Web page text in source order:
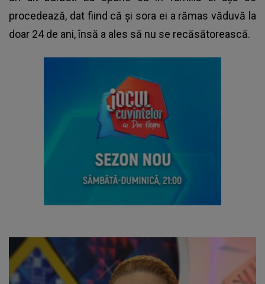
procedează, dat fiind că și sora ei a rămas văduvă la
doar 24 de ani, însă a ales să nu se recăsătorească.